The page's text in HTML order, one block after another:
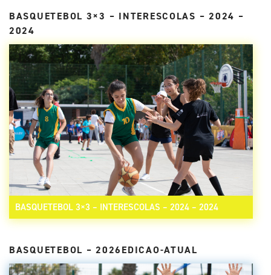
BASQUETEBOL 3×3 – INTERESCOLAS – 2024 –
2024
BASQUETEBOL 3×3 – INTERESCOLAS – 2024 – 2024
BASQUETEBOL – 2026EDICAO-ATUAL